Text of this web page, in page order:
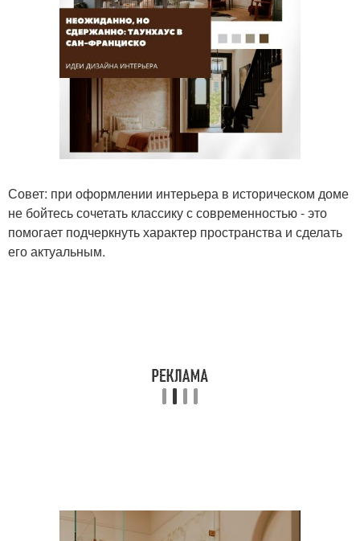
Совет: при оформлении интерьера в историческом доме
не бойтесь сочетать классику с современностью - это
помогает подчеркнуть характер пространства и сделать
его актуальным.